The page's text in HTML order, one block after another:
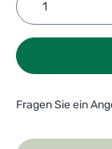
Fragen Sie ein